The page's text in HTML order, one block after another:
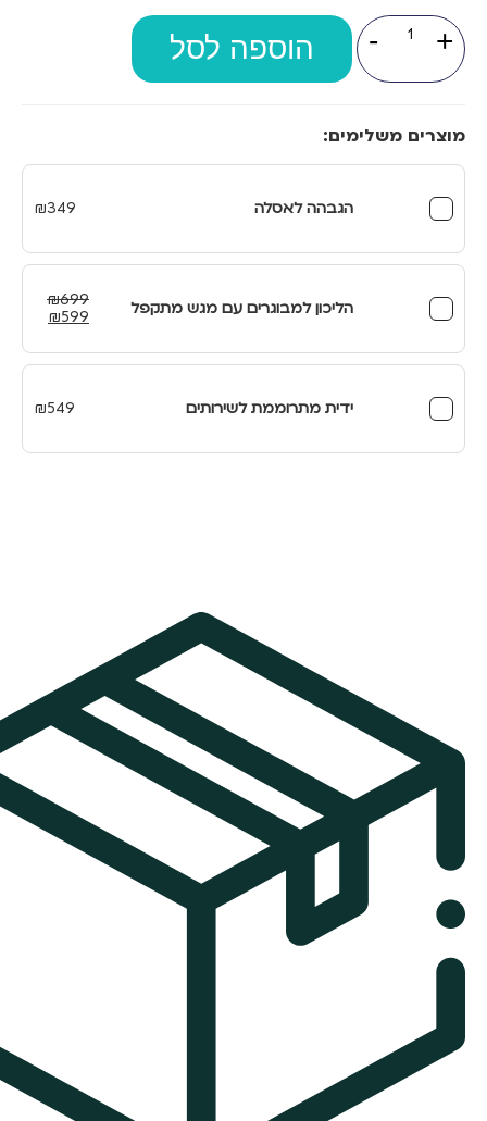
היה:
הוא:
-
כמות
של
למקלחת
+ הוספה לסל
מוצרים משלימים:
הגבהה לאסלה ₪349
הליכון למבוגרים עם מגש מתקפל ₪699
המחיר
היה:
₪699.
₪599
הוא:
₪599.
ידית מתרוממת לשירותים
₪549